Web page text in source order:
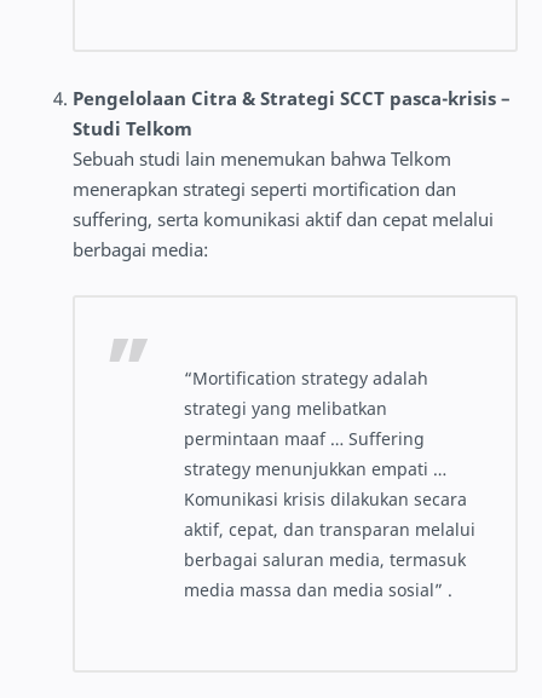
Pengelolaan Citra & Strategi SCCT pasca-krisis –
Studi Telkom
Sebuah studi lain menemukan bahwa Telkom
menerapkan strategi seperti mortification dan
suffering, serta komunikasi aktif dan cepat melalui
berbagai media:
“Mortification strategy adalah
strategi yang melibatkan
permintaan maaf … Suffering
strategy menunjukkan empati …
Komunikasi krisis dilakukan secara
aktif, cepat, dan transparan melalui
berbagai saluran media, termasuk
media massa dan media sosial” .